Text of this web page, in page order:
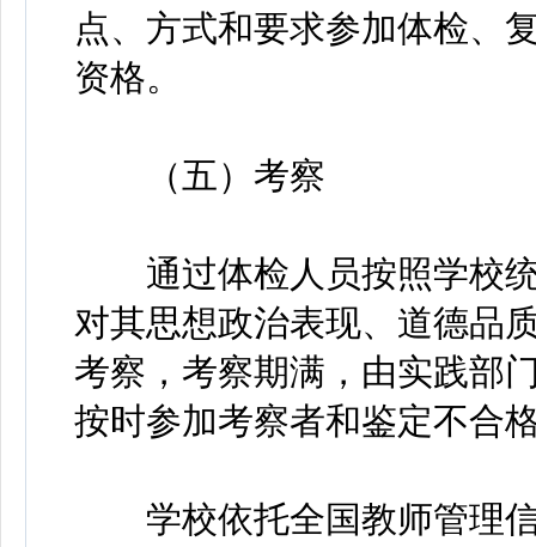
点、方式和要求参加体检、
资格。
（五）考察
通过体检人员按照学校统
对其思想政治表现、道德品
考察，考察期满，由实践部
按时参加考察者和鉴定不合
学校依托全国教师管理信